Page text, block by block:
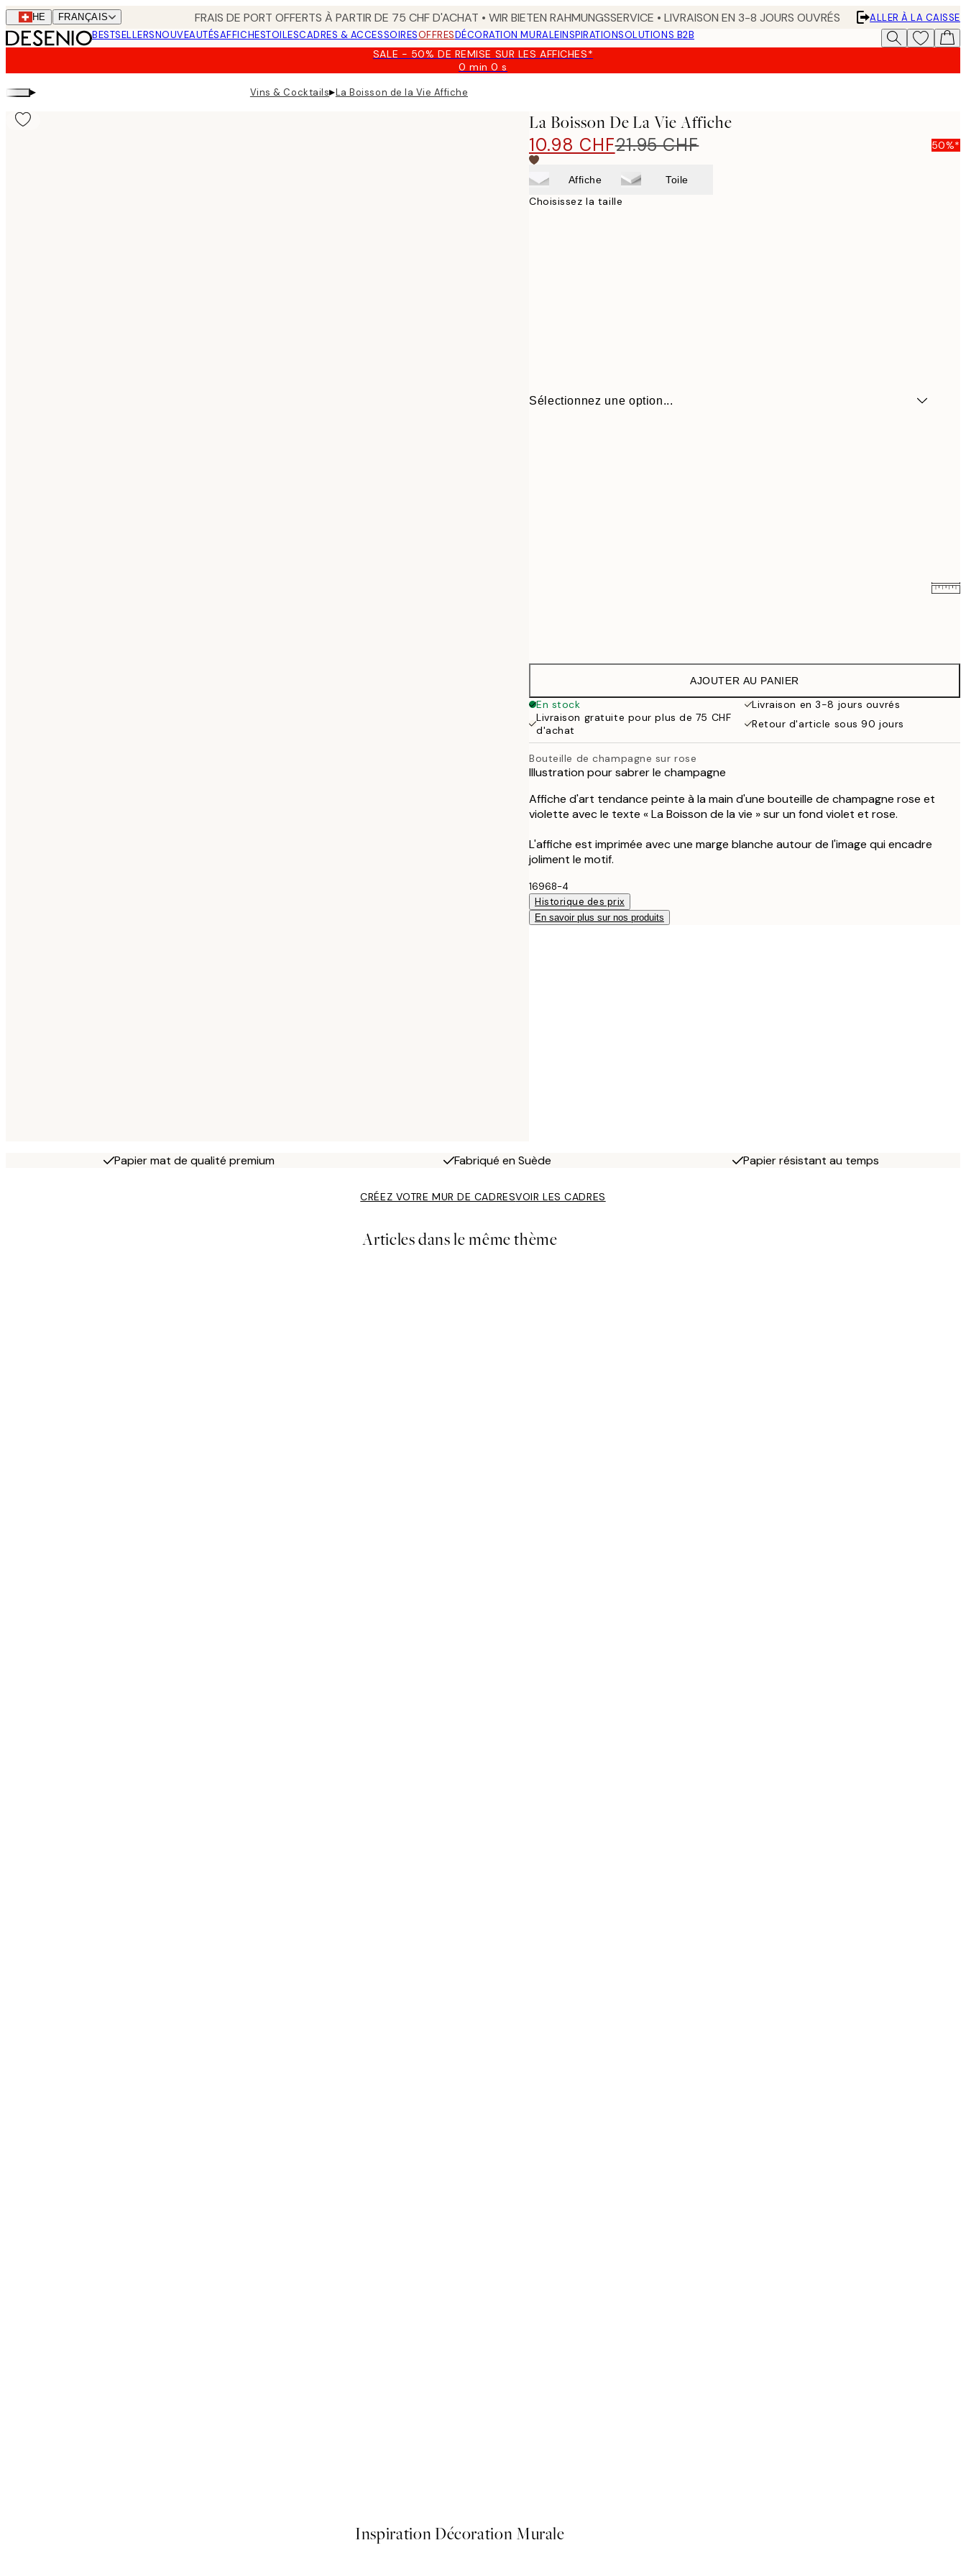
Skip
to
main
CHE FRANÇAIS FRAIS DE PORT OFFERTS À PARTIR DE 75 CHF D'ACHAT • WIR BIETEN RAHMUNGSSERVICE • LIVRAISON EN 3-8 JOURS OUVRÉS
ALLER À LA CAISSE
BESTSELLERSNOUVEAUTÉSAFFICHESTOILESCADRES & ACCESSOIRESOFFRESDÉCORATION MURALEINSPIRATIONSOLUTIONS B2B
SALE - 50% DE REMISE SUR LES AFFICHES*
0 min0 s
Valable
▸ Vins & Cocktails▸La Boisson de la Vie Affiche
La Boisson De La Vie Affiche
10.98 CHF21.95 CHF 50%*
Affiche Toile
Choisissez la taille
Sélectionnez une option...
29.45 CHF
49 CHF
70x100 cm 32.73 CHF
AJOUTER AU PANIER
En stock
Livraison en 3-8 jours ouvrés
Livraison gratuite pour plus de 75 CHF
d'achat
Retour d'article sous 90 jours
Bouteille de champagne sur rose
Illustration pour sabrer le champagne
Affiche d'art tendance peinte à la main d'une bouteille de champagne rose et
violette avec le texte « La Boisson de la vie » sur un fond violet et rose.
L'affiche est imprimée avec une marge blanche autour de l'image qui encadre
joliment le motif.
16968-4
Historique des prix
En savoir plus sur nos produits
Papier mat de qualité premium Fabriqué en Suède Papier résistant au temps
CRÉEZ VOTRE MUR DE CADRESVOIR LES CADRES
Articles dans le même thème
Inspiration Décoration Murale